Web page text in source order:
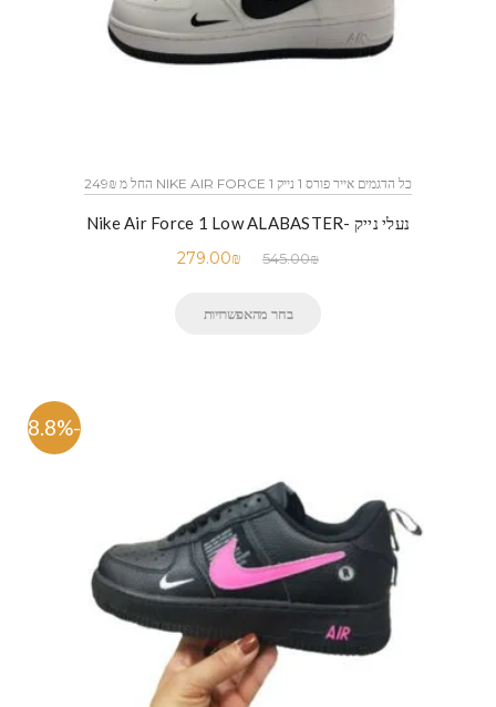
כל הדגמים אייר פורס 1 נייק NIKE AIR FORCE 1 החל מ 249₪
נעלי נייק -Nike Air Force 1 Low ALABASTER
545.00₪
279.00₪
בחר מהאפשרויות
-48.8%